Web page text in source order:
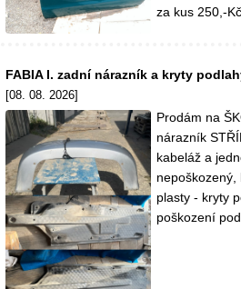
za kus 250,-
FABIA I. zadní nárazník a kryty
[08. 08. 2026]
Prodám na
nárazník
kabeláž a
plasty - kryty
poškození